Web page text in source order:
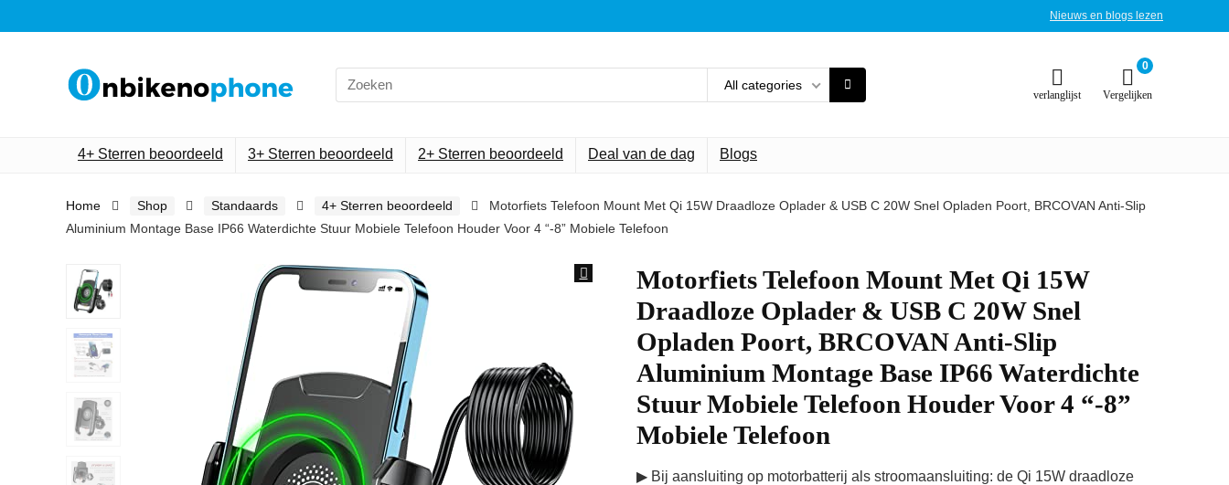
Nieuws en blogs lezen
Search
for:
All categories
verlanglijst
0
Vergelijken
4+ Sterren beoordeeld 3+ Sterren beoordeeld 2+ Sterren beoordeeld Deal van de dag Blogs
Home Shop Standaards 4+ Sterren beoordeeld
Motorfiets Telefoon Mount Met Qi 15W Draadloze Oplader & USB C 20W Snel Opladen Poort, BRCOVAN Anti-Slip
Aluminium Montage Base IP66 Waterdichte Stuur Mobiele Telefoon Houder Voor 4 “-8” Mobiele Telefoon
Motorfiets Telefoon Mount Met Qi 15W
Draadloze Oplader & USB C 20W Snel
Opladen Poort, BRCOVAN Anti-Slip
Aluminium Montage Base IP66 Waterdichte
Stuur Mobiele Telefoon Houder Voor 4 “-8”
Mobiele Telefoon
▶ Bij aansluiting op motorbatterij als stroomaansluiting: de Qi 15W draadloze